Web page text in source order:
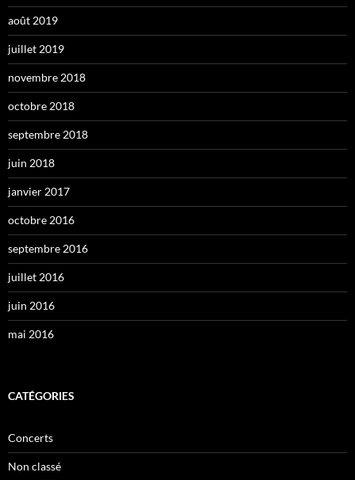
août 2019
juillet 2019
novembre 2018
octobre 2018
septembre 2018
juin 2018
janvier 2017
octobre 2016
septembre 2016
juillet 2016
juin 2016
mai 2016
CATÉGORIES
Concerts
Non classé